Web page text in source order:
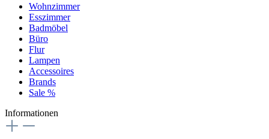
Wohnzimmer
Esszimmer
Badmöbel
Büro
Flur
Lampen
Accessoires
Brands
Sale %
Informationen